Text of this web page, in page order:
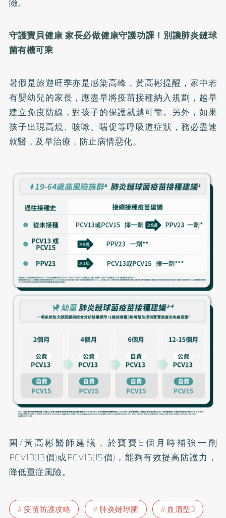
守護寶貝健康 家長必做健康守護功課！別讓肺炎鏈球
菌有機可乘
暑假是旅遊旺季亦是感染高峰，黃高彬提醒，家中若
有嬰幼兒的家長，應盡早將疫苗接種納入規劃，越早
建立免疫防線，對孩子的保護就越可靠。另外，如果
孩子出現高燒、咳嗽、喘促等呼吸道症狀，務必盡速
就醫，及早治療，防止病情惡化。
圖/黃高彬醫師建議，於寶寶6個月時補強一劑
PCV13(13價)或PCV15(15價)，能夠有效提高防護力，
降低重症風險。
疫苗防護攻略 肺炎鏈球菌
血清型3